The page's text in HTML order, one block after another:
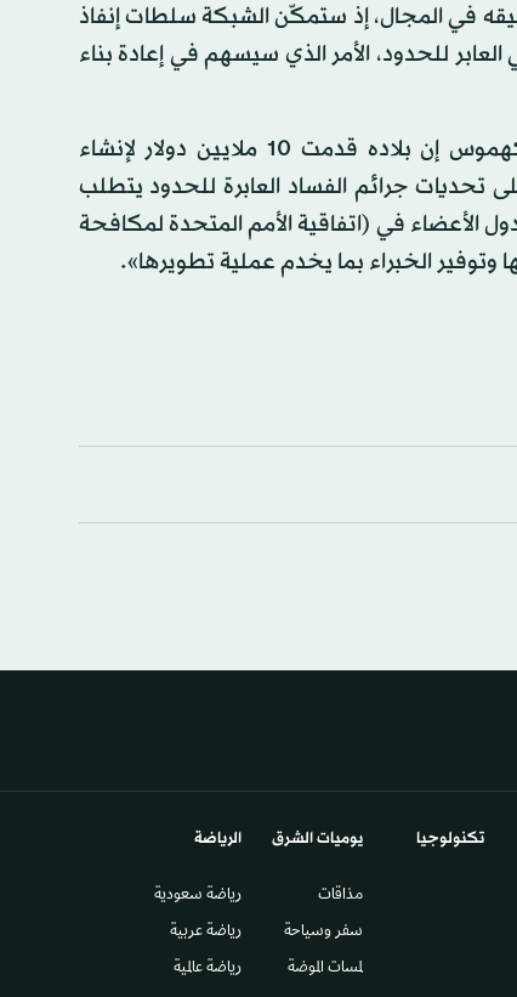
في المجال، إذ ستمكّن الشبكة سلطات إنفاذ
للحدود، الأمر الذي سيسهم في إعادة بناء
من ناحيته، قال رئيس «هيئة الرقابة ومكافحة الفساد» السعودية مازن الكهموس إن بلاده قدمت 10 ملايين دولار لإنشاء
تحديات جرائم الفساد العابرة للحدود يتطلب
الأعضاء في (اتفاقية الأمم المتحدة لمكافحة
وتوفير الخبراء بما يخدم عملية تطويرها».
تكنولوجيا يوميات الشرق​
مذاقات
سفر وسياحة
لمسات الموضة
الرياضة
رياضة سعودية
رياضة عربية
رياضة عالمية